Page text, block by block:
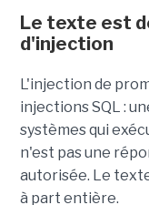
Le texte est
d'injection
L'injection de
injections SQL :
systèmes qui
n'est pas une
autorisée. Le
à part entière.